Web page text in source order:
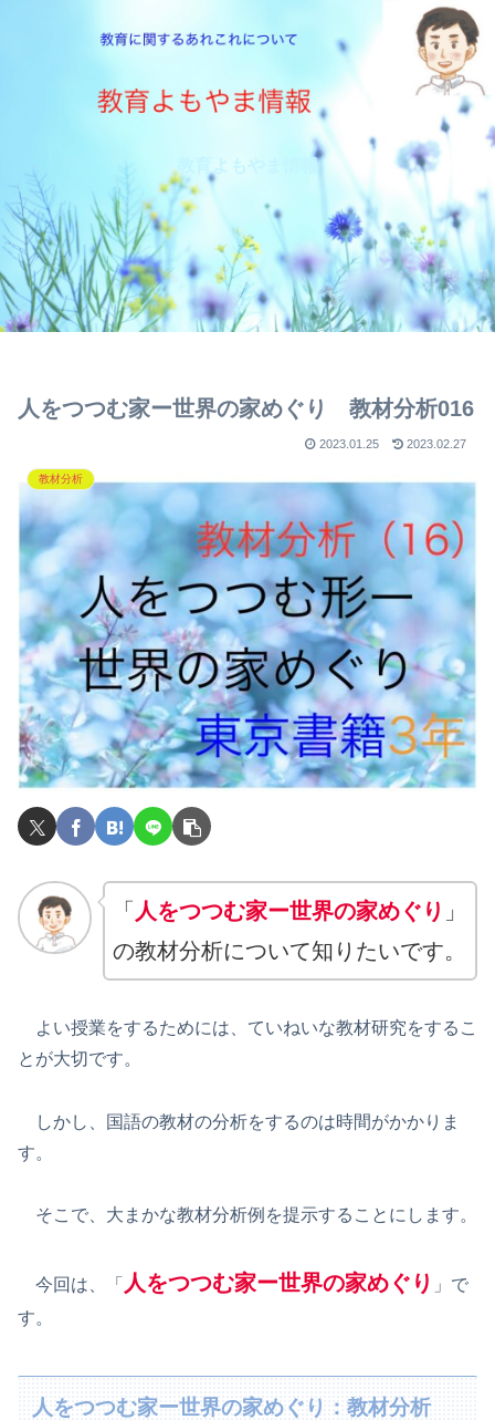
教育よもやま情報
人をつつむ家ー世界の家めぐり 教材分析016
2023.01.25 2023.02.27
教材分析
「 人をつつむ家ー世界の家めぐり 」
の教材分析について知りたいです。
よい授業をするためには、ていねいな教材研究をするこ
とが大切です。
しかし、国語の教材の分析をするのは時間がかかりま
す。
そこで、大まかな教材分析例を提示することにします。
今回は、「 人をつつむ家ー世界の家めぐり 」で
す。
人をつつむ家ー世界の家めぐり：教材分析